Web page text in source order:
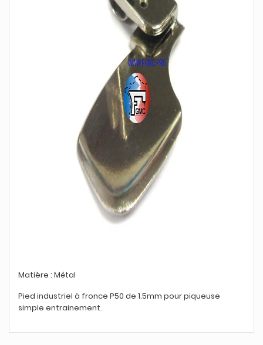
Matière : Métal
Pied industriel à fronce P50 de 1.5mm pour piqueuse
simple entrainement.